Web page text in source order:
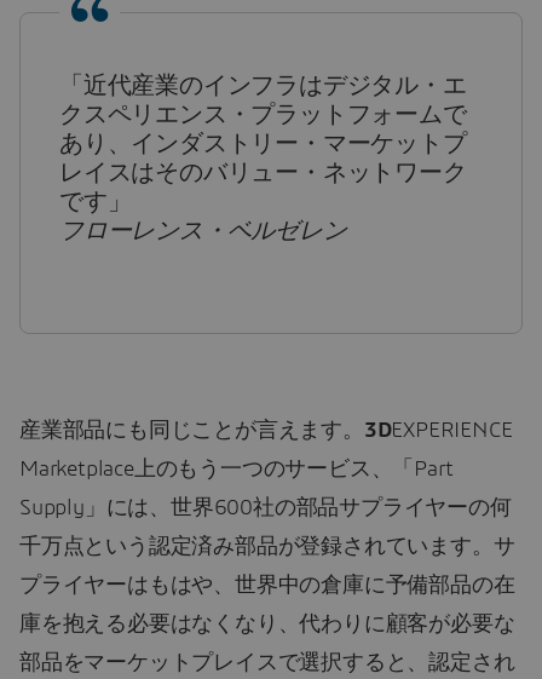
「近代産業のインフラはデジタル・エ
クスペリエンス・プラットフォームで
あり、インダストリー・マーケットプ
レイスはそのバリュー・ネットワーク
です」
フローレンス・ベルゼレン
産業部品にも同じことが言えます。 3DEXPERIENCE
Marketplace上のもう一つのサービス、「Part
Supply」には、世界600社の部品サプライヤーの何
千万点という認定済み部品が登録されています。サ
プライヤーはもはや、世界中の倉庫に予備部品の在
庫を抱える必要はなくなり、代わりに顧客が必要な
部品をマーケットプレイスで選択すると、認定され